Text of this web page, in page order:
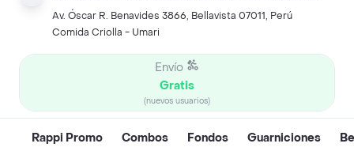
Av. Óscar R. Benavides 3866, Bellavista 07011, Perú
Comida Criolla - Umari
Envío
Gratis
(nuevos usuarios)
Rappi Promo Combos Fondos Guarniciones